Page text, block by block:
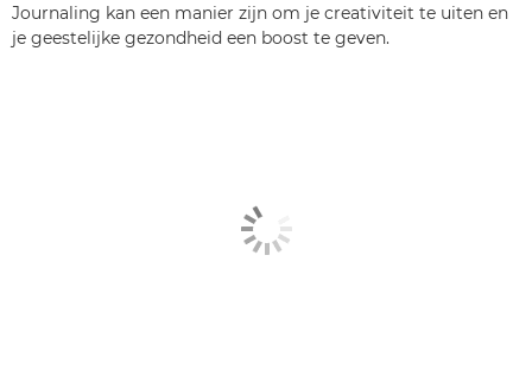
Journaling kan een manier zijn om je creativiteit te uiten en
je geestelijke gezondheid een boost te geven.